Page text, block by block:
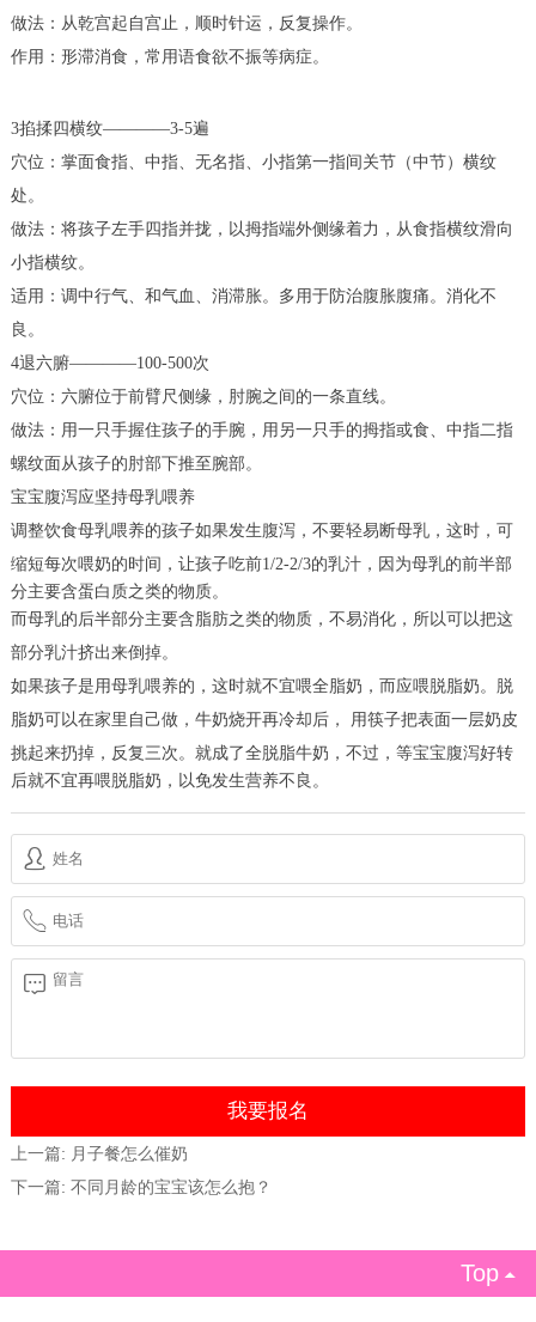
做法：从乾宫起自宫止，顺时针运，反复操作。
作用：形滞消食，常用语食欲不振等病症。
3掐揉四横纹————3-5遍
穴位：掌面食指、中指、无名指、小指第一指间关节（中节）横纹
处。
做法：将孩子左手四指并拢，以拇指端外侧缘着力，从食指横纹滑向
小指横纹。
适用：调中行气、和气血、消滞胀。多用于防治腹胀腹痛。消化不
良。
4退六腑————100-500次
穴位：六腑位于前臂尺侧缘，肘腕之间的一条直线。
做法：用一只手握住孩子的手腕，用另一只手的拇指或食、中指二指
螺纹面从孩子的肘部下推至腕部。
宝宝腹泻应坚持母乳喂养
调整饮食母乳喂养的孩子如果发生腹泻，不要轻易断母乳，这时，可
缩短每次喂奶的时间，让孩子吃前1/2-2/3的乳汁，因为母乳的前半部
分主要含蛋白质之类的物质。
而母乳的后半部分主要含脂肪之类的物质，不易消化，所以可以把这
部分乳汁挤出来倒掉。
如果孩子是用母乳喂养的，这时就不宜喂全脂奶，而应喂脱脂奶。脱
脂奶可以在家里自己做，牛奶烧开再冷却后， 用筷子把表面一层奶皮
挑起来扔掉，反复三次。 就成了全脱脂牛奶，不过，等宝宝腹泻好转
后就不宜再喂脱脂奶，以免发生营养不良。
上一篇: 月子餐怎么催奶
下一篇: 不同月龄的宝宝该怎么抱？
Top